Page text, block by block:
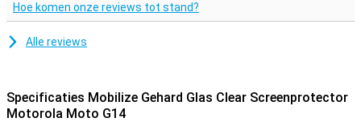
Hoe komen onze reviews tot stand?
Alle reviews
Specificaties Mobilize Gehard Glas Clear Screenprotector
Motorola Moto G14